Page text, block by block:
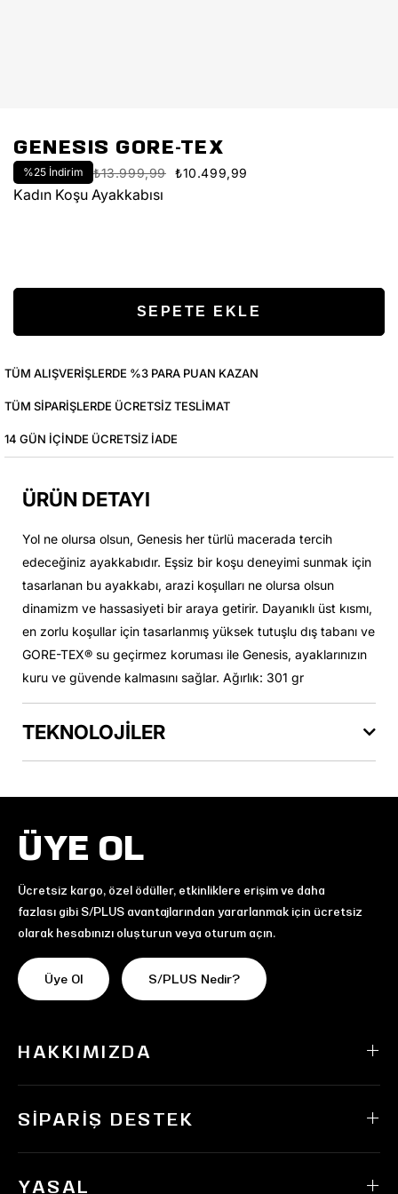
GENESIS GORE-TEX
%25 İndirim ₺13.999,99 ₺10.499,99
Kadın Koşu Ayakkabısı
TÜM ALIŞVERIŞLERDE %3 PARA PUAN KAZAN
TÜM SIPARIŞLERDE ÜCRETSIZ TESLIMAT
14 GÜN IÇINDE ÜCRETSIZ IADE
ÜRÜN DETAYI
Yol ne olursa olsun, Genesis her türlü macerada tercih
edeceğiniz ayakkabıdır. Eşsiz bir koşu deneyimi sunmak için
tasarlanan bu ayakkabı, arazi koşulları ne olursa olsun
dinamizm ve hassasiyeti bir araya getirir. Dayanıklı üst kısmı,
en zorlu koşullar için tasarlanmış yüksek tutuşlu dış tabanı ve
GORE-TEX® su geçirmez koruması ile Genesis, ayaklarınızın
kuru ve güvende kalmasını sağlar. Ağırlık: 301 gr
TEKNOLOJİLER
ÜYE OL
Ücretsiz kargo, özel ödüller, etkinliklere erişim ve daha
fazlası gibi S/PLUS avantajlarından yararlanmak için ücretsiz
olarak hesabınızı oluşturun veya oturum açın.
Üye Ol S/PLUS Nedir?
HAKKIMIZDA
SIPARIŞ DESTEK
YASAL